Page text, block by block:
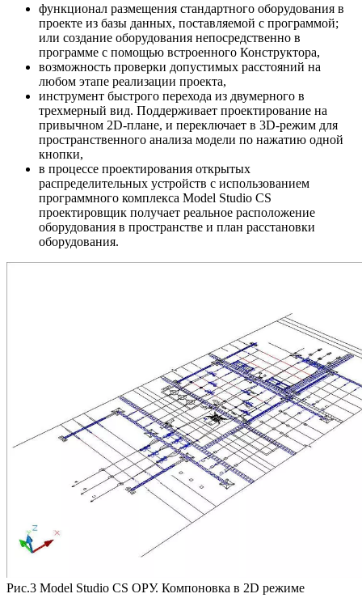
функционал размещения стандартного оборудования в
проекте из базы данных, поставляемой с программой;
или создание оборудования непосредственно в
программе с помощью встроенного Конструктора,
возможность проверки допустимых расстояний на
любом этапе реализации проекта,
инструмент быстрого перехода из двумерного в
трехмерный вид. Поддерживает проектирование на
привычном 2D-плане, и переключает в 3D-режим для
пространственного анализа модели по нажатию одной
кнопки,
в процессе проектирования открытых
распределительных устройств с использованием
программного комплекса Model Studio CS
проектировщик получает реальное расположение
оборудования в пространстве и план расстановки
оборудования.
Рис.3 Model Studio CS ОРУ. Компоновка в 2D режиме